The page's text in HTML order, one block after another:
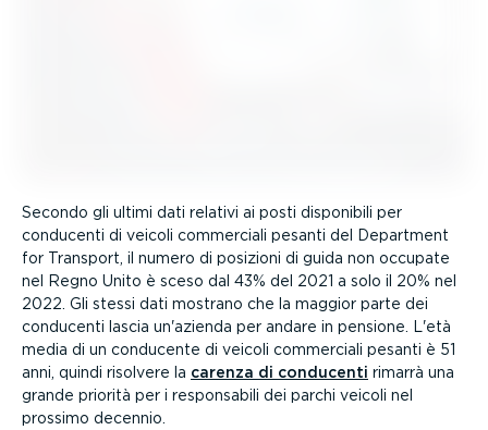
Secondo gli ultimi dati relativi ai posti disponibili per
conducenti di veicoli commerciali pesanti del Department
for Transport, il numero di posizioni di guida non occupate
nel Regno Unito è sceso dal 43% del 2021 a solo il 20% nel
2022. Gli stessi dati mostrano che la maggior parte dei
conducenti lascia un'azienda per andare in pensione. L'età
media di un conducente di veicoli commerciali pesanti è 51
anni, quindi risolvere la carenza di conducenti rimarrà una
grande priorità per i respon­sabili dei parchi veicoli nel
prossimo decennio.